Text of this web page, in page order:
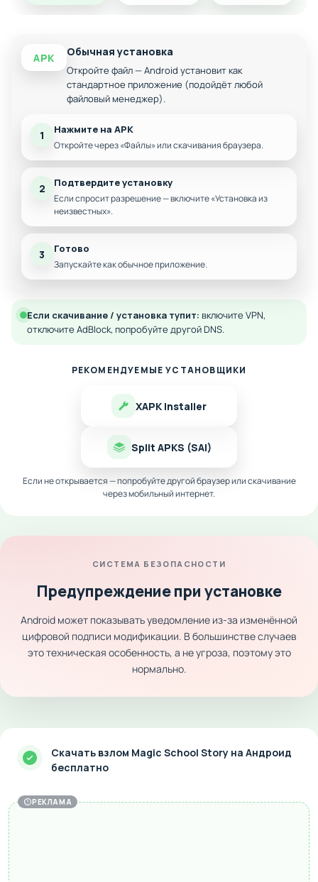
Разблокированы премиум-функции
APK Обычная установка
Откройте файл — Android установит как
стандартное приложение (подойдёт любой
файловый менеджер).
1 Нажмите на APK
Откройте через «Файлы» или скачивания браузера.
2 Подтвердите установку
Если спросит разрешение — включите «Установка из
неизвестных».
3 Готово
Запускайте как обычное приложение.
Если скачивание / установка тупит: включите VPN,
отключите AdBlock, попробуйте другой DNS.
РЕКОМЕНДУЕМЫЕ УСТАНОВЩИКИ
XAPK Installer
Split APKS (SAI)
Если не открывается — попробуйте другой браузер или скачивание
через мобильный интернет.
СИСТЕМА БЕЗОПАСНОСТИ
Предупреждение при установке
Android может показывать уведомление из-за изменённой
цифровой подписи модификации. В большинстве случаев
это техническая особенность, а не угроза, поэтому это
нормально.
Скачать взлом Magic School Story на Андроид
бесплатно
РЕКЛАМА